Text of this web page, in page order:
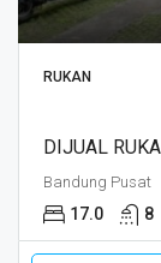
RUKAN
Bandung Pusat
17.0 8